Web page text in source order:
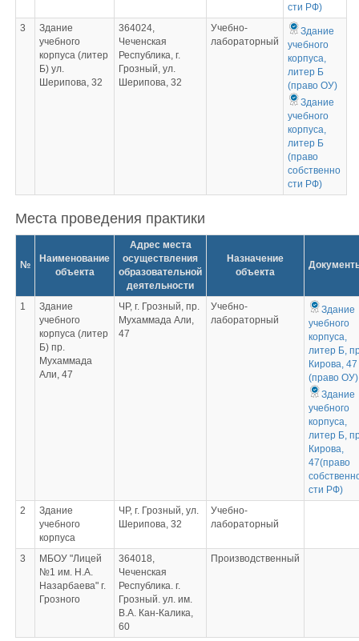
сти РФ)
3
Здание
учебного
корпуса (литер
Б) ул.
Шерипова, 32
364024,
Чеченская
Республика, г.
Грозный, ул.
Шерипова, 32
Учебно-
лабораторный
Здание
учебного
корпуса,
литер Б
(право ОУ)
Здание
учебного
корпуса,
литер Б
(право
собственно
сти РФ)
Места проведения практики
№
Наименование
объекта
Адрес места
осуществления
образовательной
деятельности
Назначение
объекта
1
Здание
учебного
корпуса (литер
Б) пр.
Мухаммада
Али, 47
ЧР, г. Грозный, пр.
Мухаммада Али,
47
Учебно-
лабораторный
Здание
учебного
корпуса,
литер Б,
Кирова, 47
(право
Здание
учебного
корпуса,
литер Б,
Кирова,
47(право
сти РФ)
2
Здание
учебного
корпуса
ЧР, г. Грозный, ул.
Шерипова, 32
Учебно-
лабораторный
3
МБОУ "Лицей
№1 им. Н.А.
Назарбаева" г.
Грозного
364018,
Чеченская
Республика. г.
Грозный. ул. им.
В.А. Кан-Калика,
60
Производственный